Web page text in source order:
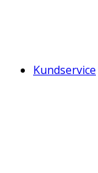
Kundservice